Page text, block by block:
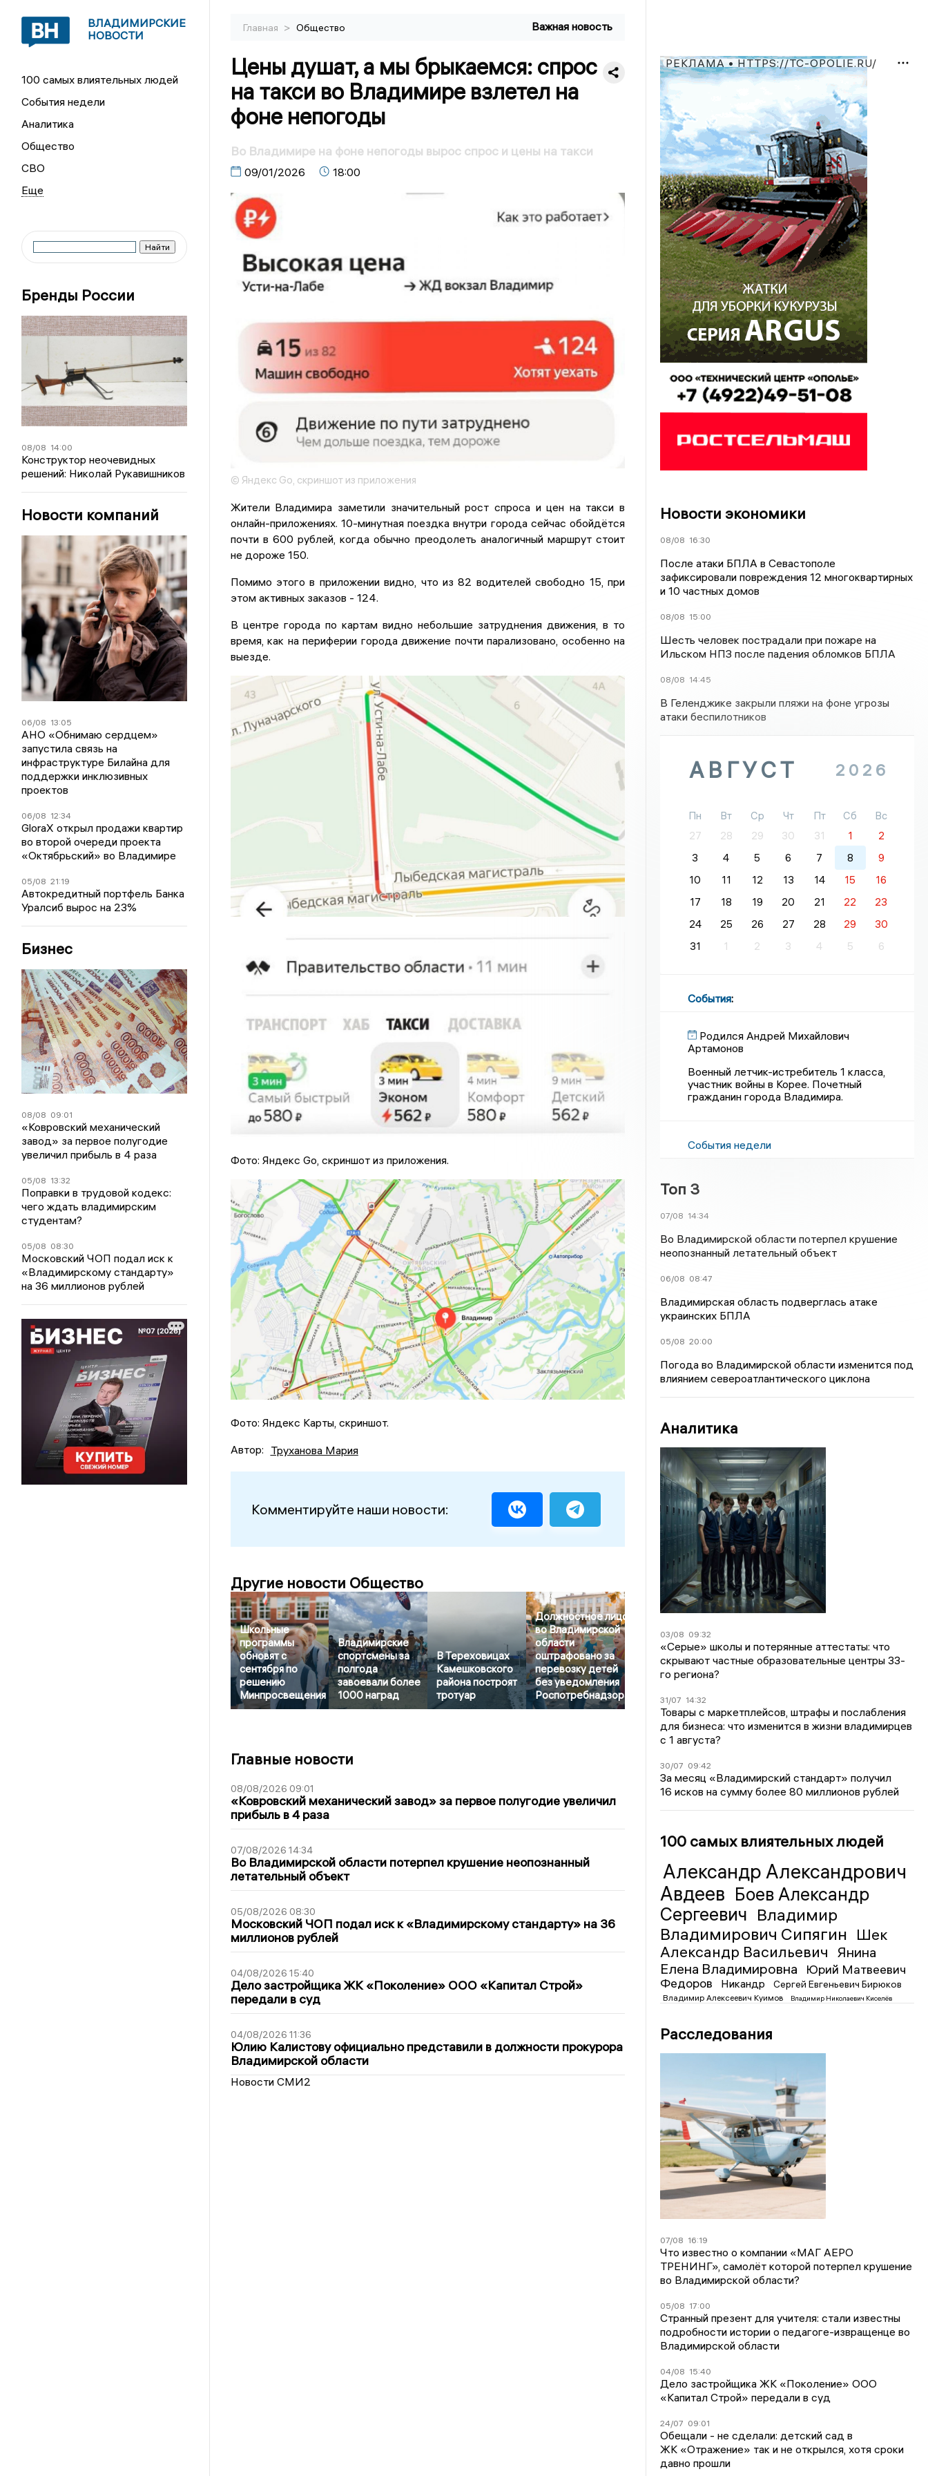
ВЛАДИМИРСКИЕ
НОВОСТИ
100 самых влиятельных людей
События недели
Аналитика
Общество
СВО
Бренды России
08/08 14:00
Конструктор неочевидных
решений: Николай Рукавишников
Новости компаний
06/08 13:05
АНО «Обнимаю сердцем»
запустила связь на
инфраструктуре Билайна для
поддержки инклюзивных
проектов
06/08 12:34
GloraX открыл продажи квартир
во второй очереди проекта
«Октябрьский» во Владимире
05/08 21:19
Автокредитный портфель Банка
Уралсиб вырос на 23%
Бизнес
08/08 09:01
«Ковровский механический
завод» за первое полугодие
увеличил прибыль в 4 раза
05/08 13:32
Поправки в трудовой кодекс:
чего ждать владимирским
студентам?
05/08 08:30
Московский ЧОП подал иск к
«Владимирскому стандарту»
на 36 миллионов рублей
Главная > Общество Важная новость
Цены душат, а мы брыкаемся: спрос
на такси во Владимире взлетел на
фоне непогоды
Во Владимире на фоне непогоды вырос спрос и цены на такси
09/01/2026 18:00
© Яндекс Go, скриншот из приложения
Жители Владимира заметили значительный рост спроса и цен на такси в
онлайн-приложениях. 10-минутная поездка внутри города сейчас обойдётся
почти в 600 рублей, когда обычно преодолеть аналогичный маршрут стоит
не дороже 150.
Помимо этого в приложении видно, что из 82 водителей свободно 15, при
этом активных заказов - 124.
В центре города по картам видно небольшие затруднения движения, в то
время, как на периферии города движение почти парализовано, особенно на
выезде.
Фото: Яндекс Go, скриншот из приложения.
Фото: Яндекс Карты, скриншот.
Автор: Труханова Мария
Комментируйте наши новости:
Другие новости Общество
Школьные
программы
обновят с
сентября по
решению
Минпросвещения
Владимирские
спортсмены за
полгода
завоевали более
1000 наград
В Тереховицах
Камешковского
района построят
тротуар
Должностное лицо
во Владимирской
области
оштрафовано за
перевозку детей
без уведомления
Роспотребнадзора
Главные новости
08/08/2026 09:01
«Ковровский механический завод» за первое полугодие увеличил
прибыль в 4 раза
07/08/2026 14:34
Во Владимирской области потерпел крушение неопознанный
летательный объект
05/08/2026 08:30
Московский ЧОП подал иск к «Владимирскому стандарту» на 36
миллионов рублей
04/08/2026 15:40
Дело застройщика ЖК «Поколение» ООО «Капитал Строй»
передали в суд
04/08/2026 11:36
Юлию Калистову официально представили в должности прокурора
Владимирской области
Новости СМИ2
РЕКЛАМА • HTTPS://TC-OPOLIE.RU/
Новости экономики
08/08 16:30
После атаки БПЛА в Севастополе
зафиксировали повреждения 12 многоквартирных
и 10 частных домов
08/08 15:00
Шесть человек пострадали при пожаре на
Ильском НПЗ после падения обломков БПЛА
08/08 14:45
В Геленджике закрыли пляжи на фоне угрозы
атаки беспилотников
АВГУСТ 2026
Пн Вт Ср Чт Пт Сб
Вс
27
28 29 30 31 1
2
3
4 5 6 7 8
9
10
11 12 13 14 15
16
17
18 19 20 21 22
23
24
25 26 27 28 29
30
31
1 2 3 4 5 6
События:
Родился Андрей Михайлович
Артамонов
Военный летчик-истребитель 1 класса,
участник войны в Корее. Почетный
гражданин города Владимира.
События недели
Топ 3
07/08 14:34
Во Владимирской области потерпел крушение
неопознанный летательный объект
06/08 08:47
Владимирская область подверглась атаке
украинских БПЛА
05/08 20:00
Погода во Владимирской области изменится под
влиянием североатлантического циклона
Аналитика
03/08 09:32
«Серые» школы и потерянные аттестаты: что
скрывают частные образовательные центры 33-
го региона?
31/07 14:32
Товары с маркетплейсов, штрафы и послабления
для бизнеса: что изменится в жизни владимирцев
с 1 августа?
30/07 09:42
За месяц «Владимирский стандарт» получил
16 исков на сумму более 80 миллионов рублей
100 самых влиятельных людей
Александр Александрович
Авдеев Боев Александр
Сергеевич Владимир
Владимирович Сипягин Шек
Александр Васильевич
Янина
Елена Владимировна
Юрий Матвеевич
Федоров
Никандр Сергей Евгеньевич Бирюков
Владимир Алексеевич Куимов Владимир Николаевич Киселёв
Расследования
07/08 16:19
Что известно о компании «МАГ АЕРО
ТРЕНИНГ», самолёт которой потерпел крушение
во Владимирской области?
05/08 17:00
Странный презент для учителя: стали известны
подробности истории о педагоге-извращенце во
Владимирской области
04/08 15:40
Дело застройщика ЖК «Поколение» ООО
«Капитал Строй» передали в суд
24/07 09:01
Обещали - не сделали: детский сад в
ЖК «Отражение» так и не открылся, хотя сроки
давно прошли